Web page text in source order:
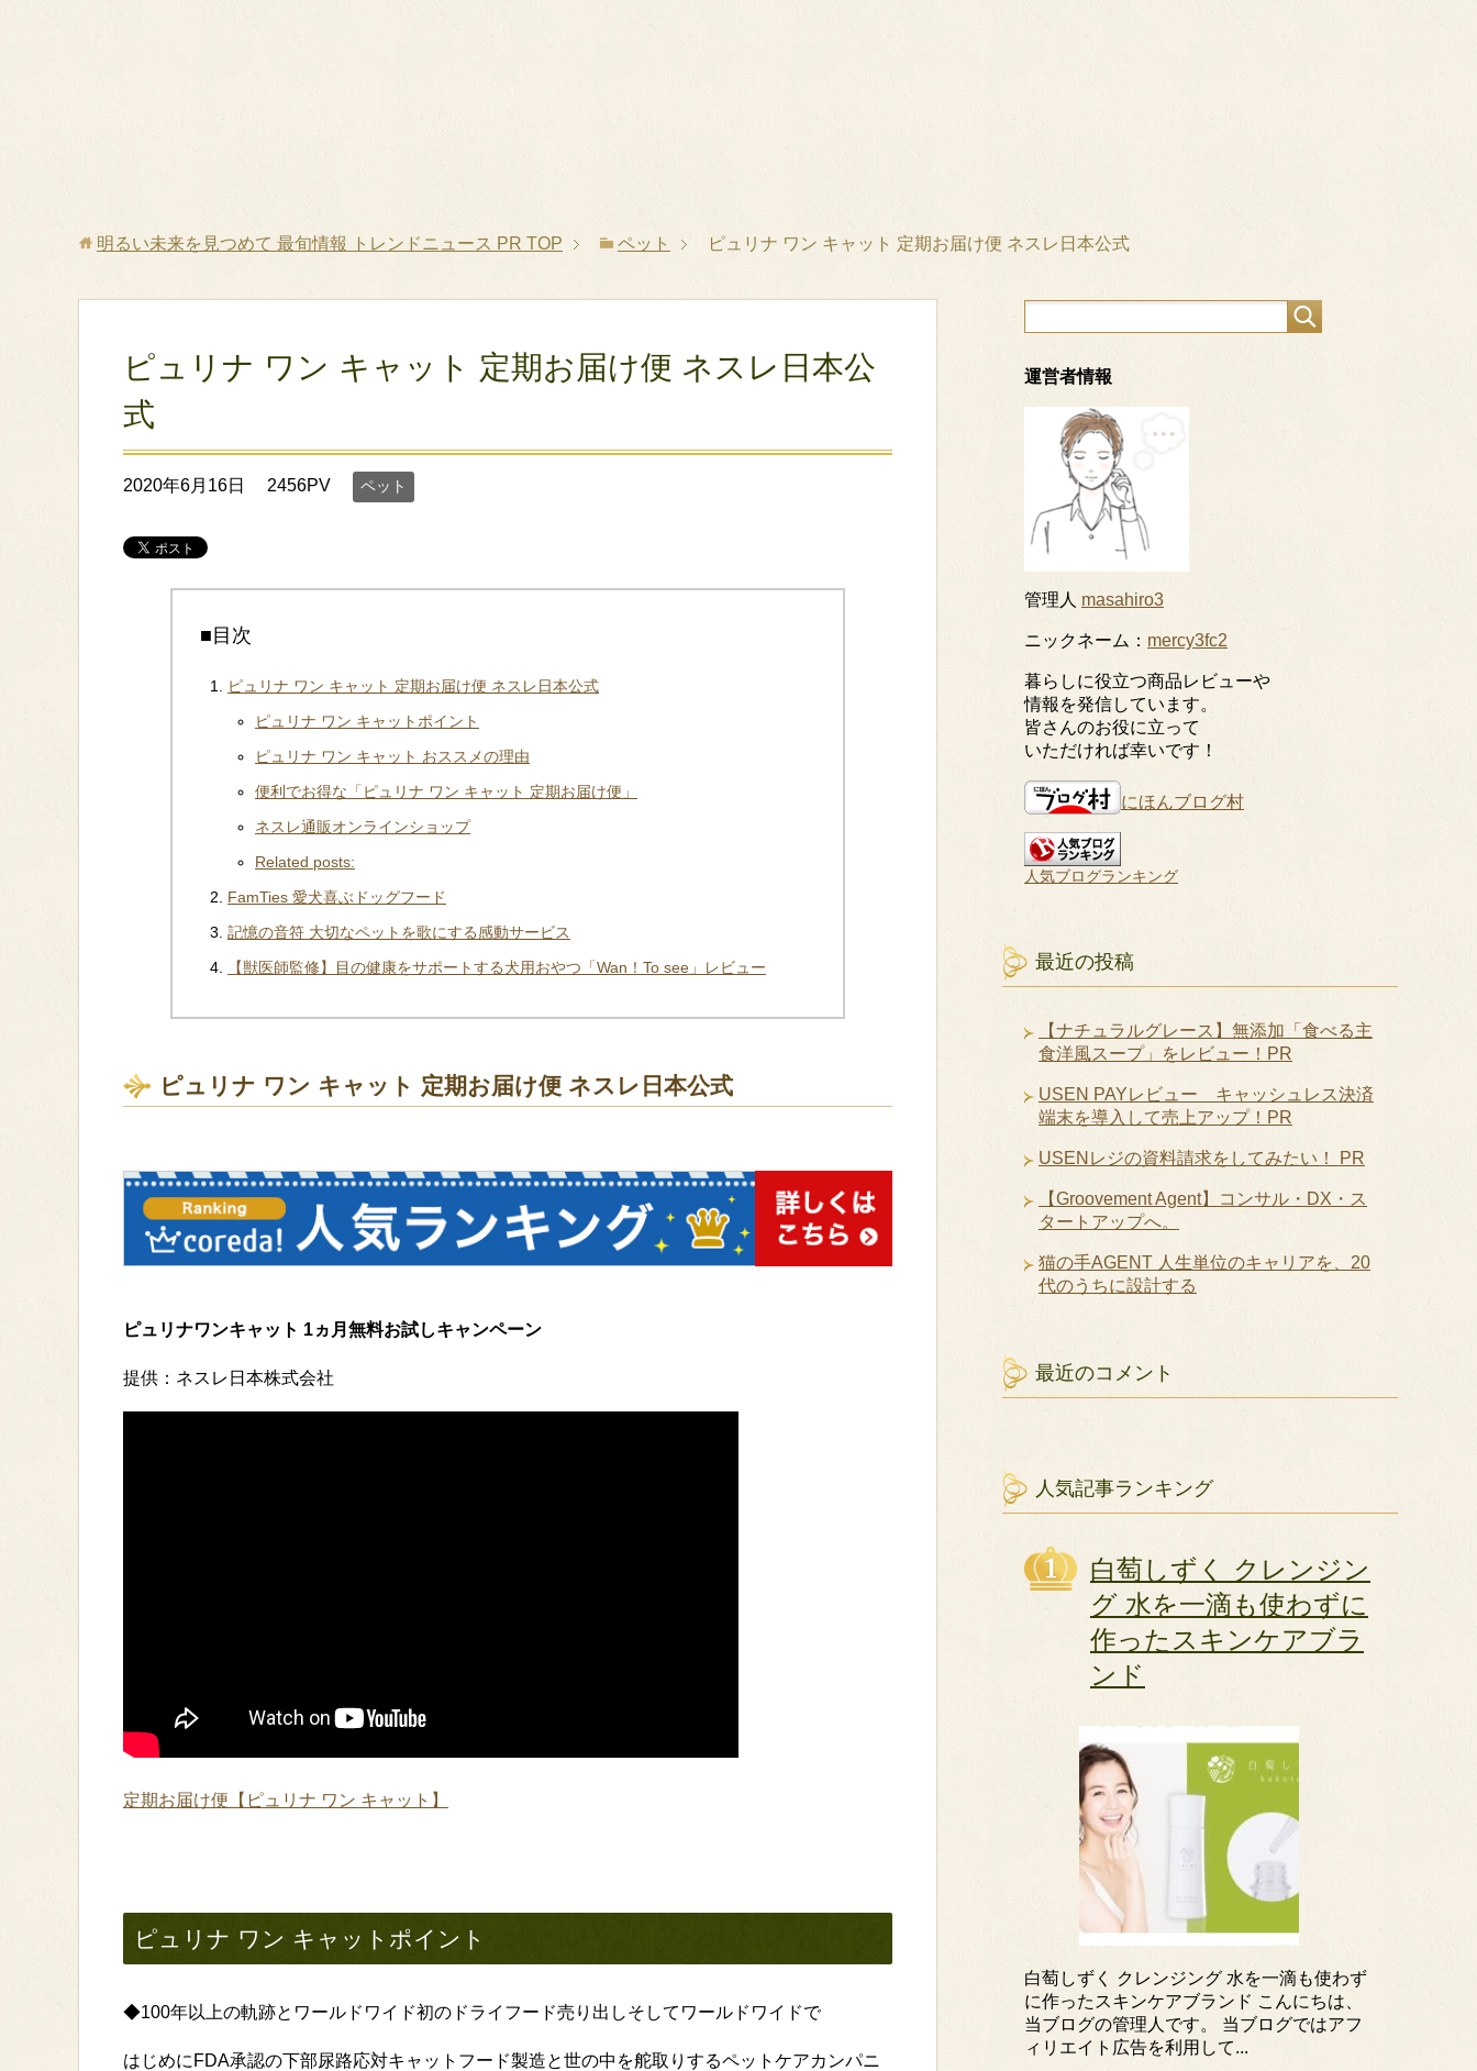
明るい未来を見つめて 最旬情報 トレンドニュース PR TOP ペット ピュリナ ワン キャット 定期お届け便 ネスレ日本公式
ピュリナ ワン キャット 定期お届け便 ネスレ日本公
式
2020年6月16日 2456PV ペット
■目次
ピュリナ ワン キャット 定期お届け便 ネスレ日本公式
ピュリナ ワン キャットポイント
ピュリナ ワン キャット おススメの理由
便利でお得な「ピュリナ ワン キャット 定期お届け便」
ネスレ通販オンラインショップ
Related posts:
FamTies 愛犬喜ぶドッグフード
記憶の音符 大切なペットを歌にする感動サービス
【獣医師監修】目の健康をサポートする犬用おやつ「Wan！To see」レビュー
ピュリナ ワン キャット 定期お届け便 ネスレ日本公式
ピュリナワンキャット 1ヵ月無料お試しキャンペーン
提供：ネスレ日本株式会社
定期お届け便【ピュリナ ワン キャット】
ピュリナ ワン キャットポイント
◆100年以上の軌跡とワールドワイド初のドライフード売り出しそしてワールドワイドで
はじめにFDA承認の下部尿路応対キャットフード製造と世の中を舵取りするペットケアカンパニ
運営者情報
管理人 masahiro3
ニックネーム： mercy3fc2
暮らしに役立つ商品レビューや
情報を発信しています。
皆さんのお役に立って
いただければ幸いです！
にほんブログ村
人気ブログランキング
最近の投稿
【ナチュラルグレース】無添加「食べる主
食洋風スープ」をレビュー！PR
USEN PAYレビュー キャッシュレス決済
端末を導入して売上アップ！PR
USENレジの資料請求をしてみたい！ PR
【Groovement Agent】コンサル・DX・ス
タートアップへ。
猫の手AGENT 人生単位のキャリアを、20
代のうちに設計する
最近のコメント
人気記事ランキング
白萄しずく クレンジン
グ 水を一滴も使わずに
作ったスキンケアブラ
ンド
白萄しずく クレンジング 水を一滴も使わず
に作ったスキンケアブランド こんにちは、
当ブログの管理人です。 当ブログではアフ
ィリエイト広告を利用して...